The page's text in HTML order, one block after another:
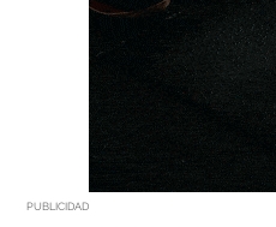
PUBLICIDAD